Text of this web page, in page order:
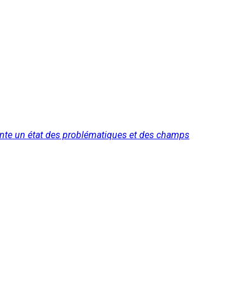
un état des problématiques et des champs